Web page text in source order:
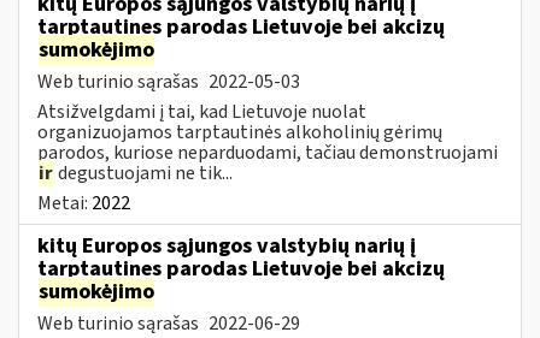
tarptautines parodas Lietuvoje bei akcizų
sumokėjimo
Web turinio sąrašas 2022-05-03
Atsižvelgdami į tai, kad Lietuvoje nuolat
organizuojamos tarptautinės alkoholinių gėrimų
parodos, kuriose neparduodami, tačiau demonstruojami
irdegustuojami ne tik...
Metai: 2022
kitų Europos sąjungos valstybių narių į
tarptautines parodas Lietuvoje bei akcizų
sumokėjimo
Web turinio sąrašas 2022-06-29